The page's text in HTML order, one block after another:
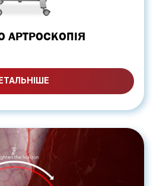
АРТРОСКОПІЯ